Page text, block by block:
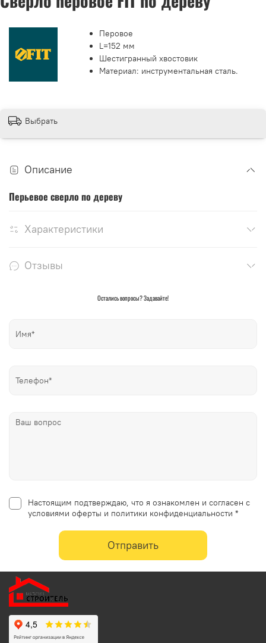
Перовое
L=152 мм
Шестигранный хвостовик
Материал: инструментальная сталь.
Выбрать
Описание
Перьевое сверло по дереву
Характеристики
Отзывы
Остались вопросы? Задавайте!
Настоящим подтверждаю, что я ознакомлен и согласен с
условиями оферты и политики конфиденциальности *
Отправить